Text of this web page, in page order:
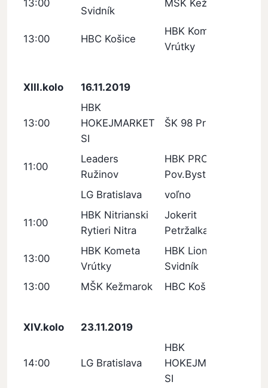
13:00
Svidník
MŠK Kežmarok
13:00 HBC Košice
HBK Kometa
Vrútky
XIII.kolo 16.11.2019
13:00
HBK
HOKEJMARKET
SI
ŠK 98 Pruské
11:00
Leaders
Ružinov
HBK PROTEF
Pov.Bystrica
LG Bratislava
voľno
11:00
HBK Nitrianski
Rytieri Nitra
Jokerit
Petržalka
13:00
HBK Kometa
Vrútky
HBK Lion
Svidník
13:00
MŠK Kežmarok HBC Košice
XIV.kolo 23.11.2019
14:00 LG Bratislava
HBK
HOKEJMARKET
SI